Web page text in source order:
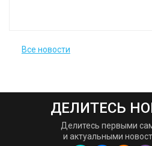
Все новости
ДЕЛИТЕСЬ
Делитесь первыми
и актуальными